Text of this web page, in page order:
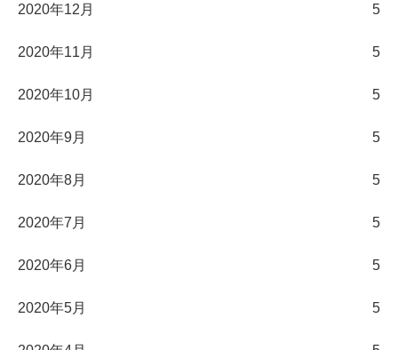
2020年12月 5
2020年11月 5
2020年10月 5
2020年9月 5
2020年8月 5
2020年7月 5
2020年6月 5
2020年5月 5